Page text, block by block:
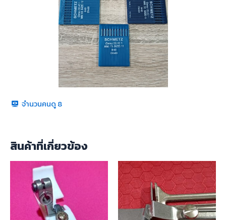
จำนวนคนดู 8
สินค้าที่เกี่ยวข้อง